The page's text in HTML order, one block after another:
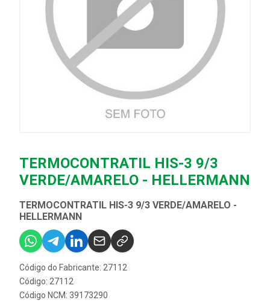
TERMOCONTRATIL HIS-3 9/3
VERDE/AMARELO - HELLERMANN
TERMOCONTRATIL HIS-3 9/3 VERDE/AMARELO -
HELLERMANN
Código do Fabricante: 27112
Código: 27112
Código NCM: 39173290